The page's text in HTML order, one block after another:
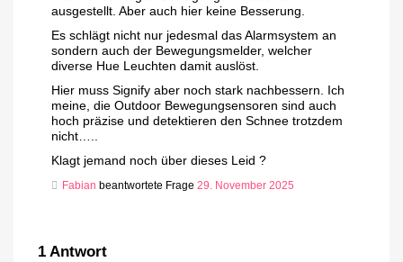
ausgestellt. Aber auch hier keine Besserung.
Es schlägt nicht nur jedesmal das Alarmsystem an
sondern auch der Bewegungsmelder, welcher
diverse Hue Leuchten damit auslöst.
Hier muss Signify aber noch stark nachbessern. Ich
meine, die Outdoor Bewegungsensoren sind auch
hoch präzise und detektieren den Schnee trotzdem
nicht…..
Klagt jemand noch über dieses Leid ?
Fabian beantwortete Frage 29. November 2025
1 Antwort